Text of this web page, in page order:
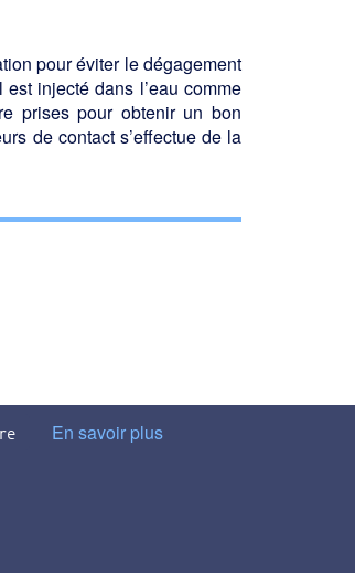
pour éviter le dégagement
injecté dans l’eau comme
prises pour obtenir un bon
de contact s’effectue de la
En savoir plus